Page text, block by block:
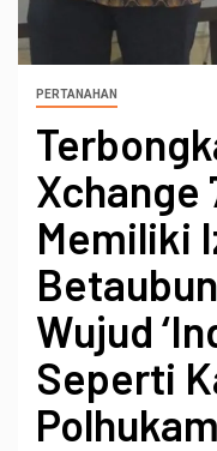
PERTANAHAN
Xchange
Memiliki
Wujud
Seperti